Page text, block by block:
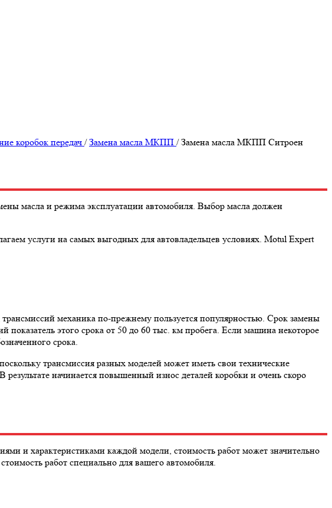
коробок передач /Замена масла МКПП /Замена масла МКПП Ситроен
масла и режима эксплуатации автомобиля. Выбор масла должен
услуги на самых выгодных для автовладельцев условиях. Motul Expert
механика по-прежнему пользуется популярностью. Срок замены
этого срока от 50 до 60 тыс. км пробега. Если машина некоторое
срока.
трансмиссия разных моделей может иметь свои технические
начинается повышенный износ деталей коробки и очень скоро
и характеристиками каждой модели, стоимость работ может значительно
работ специально для вашего автомобиля.